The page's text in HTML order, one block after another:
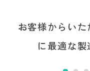
お客様からい
に最適な製